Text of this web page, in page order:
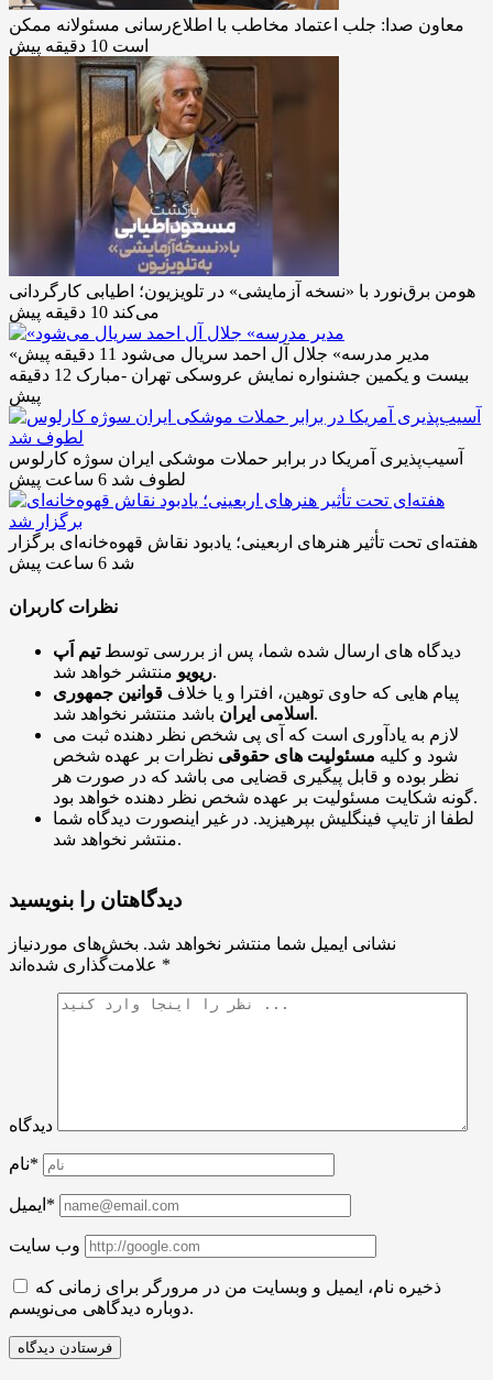
معاون صدا: جلب اعتماد مخاطب با اطلاع‌رسانی مسئولانه ممکن
است 10 دقیقه پیش
هومن برق‌نورد با «نسخه آزمایشی» در تلویزیون؛ اطیابی کارگردانی
می‌کند 10 دقیقه پیش
«مدیر مدرسه» جلال آل احمد سریال می‌شود 11 دقیقه پیش
بیست و یکمین جشنواره نمایش عروسکی تهران -مبارک
12 دقیقه
پیش
آسیب‌پذیری آمریکا در برابر حملات موشکی ایران سوژه کارلوس
لطوف شد 6 ساعت پیش
هفته‌ای تحت تأثیر هنرهای اربعینی؛ یادبود نقاش قهوه‌خانه‌ای برگزار
شد 6 ساعت پیش
نظرات کاربران
دیدگاه های ارسال شده شما، پس از بررسی توسطتیم اَپ
ریویومنتشر خواهد شد.
پیام هایی که حاوی توهین، افترا و یا خلاف قوانین جمهوری
اسلامی ایران باشد منتشر نخواهد شد.
لازم به یادآوری است که آی پی شخص نظر دهنده ثبت می
شود و کلیه مسئولیت های حقوقی نظرات بر عهده شخص
نظر بوده و قابل پیگیری قضایی می باشد که در صورت هر
گونه شکایت مسئولیت بر عهده شخص نظر دهنده خواهد بود.
لطفا از تایپ فینگلیش بپرهیزید. در غیر اینصورت دیدگاه شما
منتشر نخواهد شد.
دیدگاهتان را بنویسید
نشانی ایمیل شما منتشر نخواهد شد. بخش‌های موردنیاز
*
دیدگاه
نام*
ایمیل*
وب سایت
ذخیره نام، ایمیل و وبسایت من در مرورگر برای زمانی که
دوباره دیدگاهی می‌نویسم.